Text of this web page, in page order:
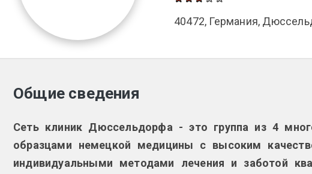
40472, Германия,
Общие сведения
Сеть клиник Дюссельдорфа - это группа из 4
образцами немецкой медицины с высоким
индивидуальными методами лечения и заботой